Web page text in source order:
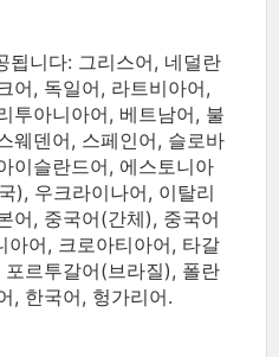
됩니다: 그리스어, 네덜란
어, 독일어, 라트비아어,
투아니아어, 베트남어, 불
웨덴어, 스페인어, 슬로바
이슬란드어, 에스토니아
), 우크라이나어, 이탈리
어, 중국어(간체), 중국어
아어, 크로아티아어, 타갈
르투갈어(브라질), 폴란
, 한국어, 헝가리어.